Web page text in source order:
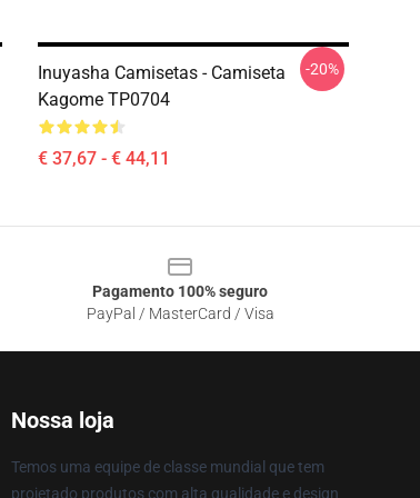
Inuyasha Camisetas - Camiseta
Kagome TP0704
€ 37,67 - € 44,11
-20%
Pagamento 100% seguro
PayPal / MasterCard / Visa
Nossa loja
Temos uma equipe de classe mundial que tem
projetado produtos com alta qualidade e design